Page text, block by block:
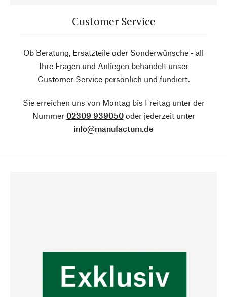
Customer Service
Ob Beratung, Ersatzteile oder Sonderwünsche - all
Ihre Fragen und Anliegen behandelt unser
Customer Service persönlich und fundiert.
Sie erreichen uns von Montag bis Freitag unter der
Nummer 02309 939050oder jederzeit unter
info@manufactum.de